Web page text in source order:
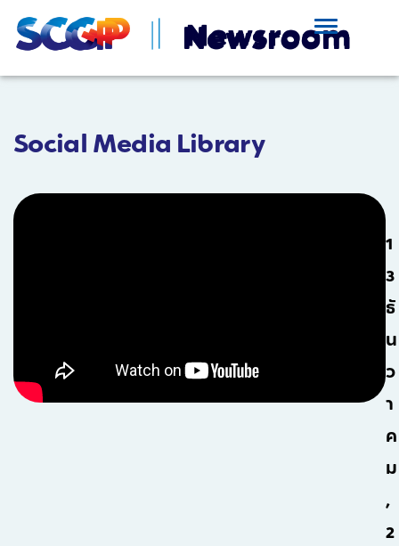
Social Media Library
1
3
ธั
น
ว
า
ค
ม
,
2